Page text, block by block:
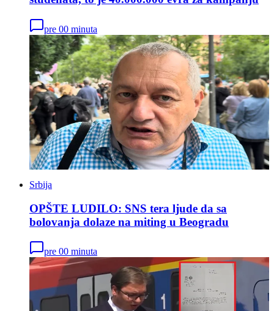
pre 00 minuta
Srbija
OPŠTE LUDILO: SNS tera ljude da sa
bolovanja dolaze na miting u Beogradu
pre 00 minuta